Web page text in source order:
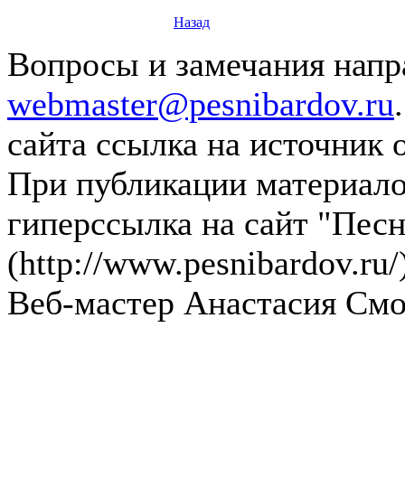
Назад
Вопросы и замечания
webmaster@pesnibardov.ru
сайта ссылка на источник
При публикации
гиперссылка на сайт
(http://
Веб-мастер Анастасия